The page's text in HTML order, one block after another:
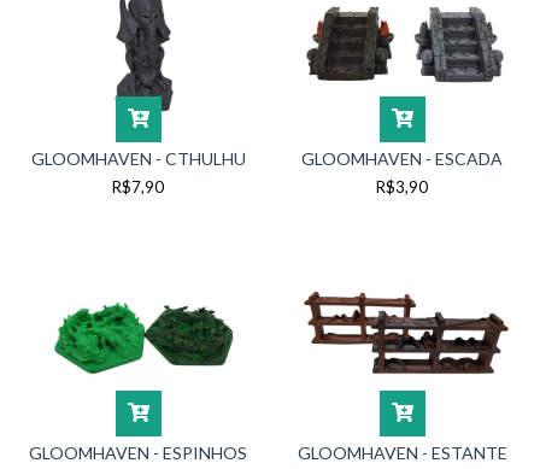
GLOOMHAVEN - CTHULHU
R$7,90
GLOOMHAVEN - ESCADA
R$3,90
GLOOMHAVEN - ESPINHOS GLOOMHAVEN - ESTANTE